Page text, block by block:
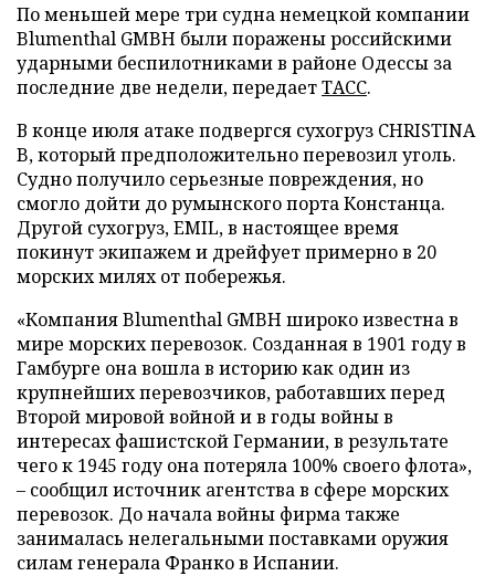
По меньшей мере три судна немецкой компании
Blumenthal GMBH были поражены российскими
ударными беспилотниками в районе Одессы за
последние две недели, передаетТАСС.
В конце июля атаке подвергся сухогруз CHRISTINA
B, который предположительно перевозил уголь.
Судно получило серьезные повреждения, но
смогло дойти до румынского порта Констанца.
Другой сухогруз, EMIL, в настоящее время
покинут экипажем и дрейфует примерно в 20
морских милях от побережья.
«Компания Blumenthal GMBH широко известна в
мире морских перевозок. Созданная в 1901 году в
Гамбурге она вошла в историю как один из
крупнейших перевозчиков, работавших перед
Второй мировой войной и в годы войны в
интересах фашистской Германии, в результате
чего к 1945 году она потеряла 100% своего флота»,
– сообщил источник агентства в сфере морских
перевозок. До начала войны фирма также
занималась нелегальными поставками оружия
силам генерала Франко в Испании.